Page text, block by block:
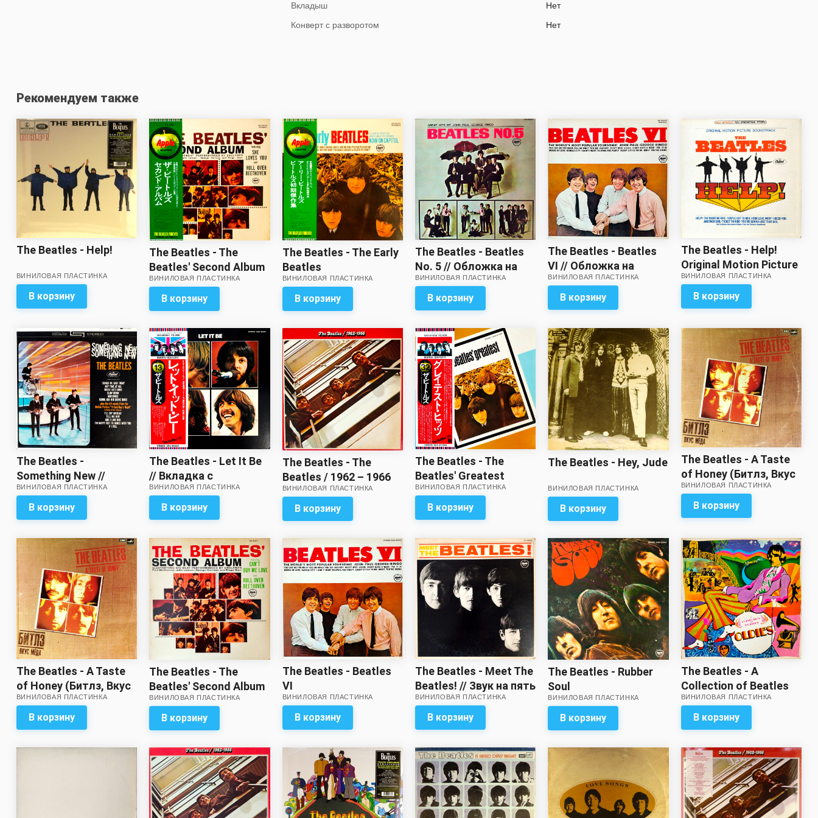
Вкладыш
Нет
Конверт с разворотом
Нет
Рекомендуем также
The Beatles - Help!
ВИНИЛОВАЯ ПЛАСТИНКА
В корзину
The Beatles - The
Beatles' Second Album
// Звук на пять с
минусом!
ВИНИЛОВАЯ ПЛАСТИНКА
В корзину
The Beatles - The Early
Beatles
ВИНИЛОВАЯ ПЛАСТИНКА
В корзину
The Beatles - Beatles
No. 5 // Обложка на
пять с минусом!
Вкладка с
разворотом – в
ВИНИЛОВАЯ ПЛАСТИНКА
В корзину
The Beatles - Beatles
VI // Обложка на
четыре с минусом!
ВИНИЛОВАЯ ПЛАСТИНКА
В корзину
The Beatles - Help!
Original Motion Picture
Soundtrack
ВИНИЛОВАЯ ПЛАСТИНКА
В корзину
The Beatles -
Something New //
Отличный звук!
ВИНИЛОВАЯ ПЛАСТИНКА
В корзину
The Beatles - Let It Be
// Вкладка с
разворотом – в
комплекте!
ВИНИЛОВАЯ ПЛАСТИНКА
В корзину
The Beatles - The
Beatles / 1962 – 1966
(2 LP) // Внешний вид
первой пластинки на
троечку! Целый набор
вкладок в комплекте,
включая две
многостраничных!
ВИНИЛОВАЯ ПЛАСТИНКА
В корзину
The Beatles - The
Beatles' Greatest
ВИНИЛОВАЯ ПЛАСТИНКА
В корзину
The Beatles - Hey, Jude
ВИНИЛОВАЯ ПЛАСТИНКА
В корзину
The Beatles - A Taste
of Honey (Битлз, Вкус
мёда)
ВИНИЛОВАЯ ПЛАСТИНКА
В корзину
The Beatles - A Taste
of Honey (Битлз, Вкус
мёда)
ВИНИЛОВАЯ ПЛАСТИНКА
В корзину
The Beatles - The
Beatles' Second Album
// Звук на пять с
минусом!
ВИНИЛОВАЯ ПЛАСТИНКА
В корзину
The Beatles - Beatles
VI
ВИНИЛОВАЯ ПЛАСТИНКА
В корзину
The Beatles - Meet The
Beatles! // Звук на пять
с минусом!
ВИНИЛОВАЯ ПЛАСТИНКА
В корзину
The Beatles - Rubber
Soul
ВИНИЛОВАЯ ПЛАСТИНКА
В корзину
The Beatles - A
Collection of Beatles
Oldies // Вкладка с
разворотом – в
комплекте!
ВИНИЛОВАЯ ПЛАСТИНКА
В корзину